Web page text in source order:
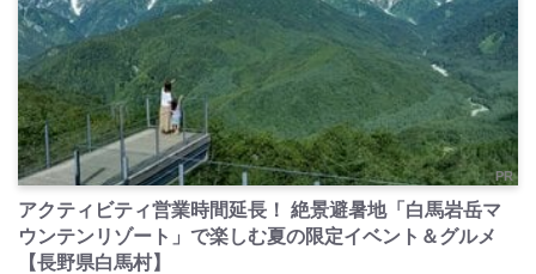
PR
アクティビティ営業時間延長！ 絶景避暑地「白馬岩岳マ
ウンテンリゾート」で楽しむ夏の限定イベント＆グルメ
【長野県白馬村】